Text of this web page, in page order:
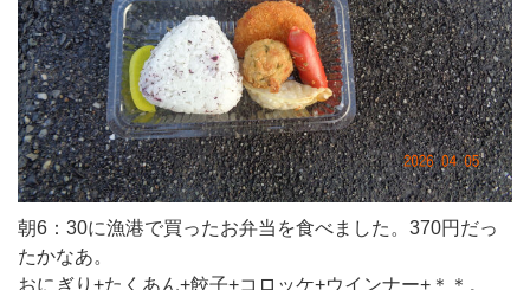
朝6：30に漁港で買ったお弁当を食べました。370円だっ
たかなあ。
おにぎり+たくあん+餃子+コロッケ+ウインナー+＊＊。